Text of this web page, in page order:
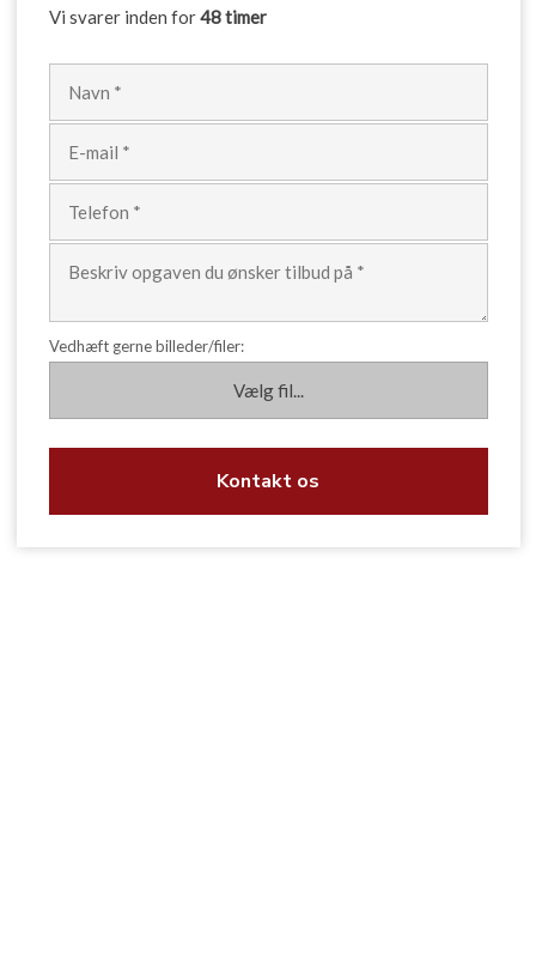
Vi svarer inden for48 timer
Vedhæft gerne billeder/filer: